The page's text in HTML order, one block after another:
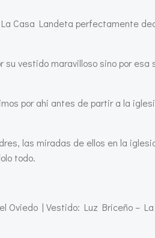
Casa Landeta perfectamente
vestido maravilloso sino por esa
por ahi antes de partir a la
las miradas de ellos en la
todo.
Oviedo | Vestido: Luz Briceño –